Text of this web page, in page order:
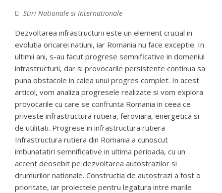
Stiri Nationale si Internationale
Dezvoltarea infrastructurii este un element crucial in
evolutia oricarei natiuni, iar Romania nu face exceptie. In
ultimii ani, s-au facut progrese semnificative in domeniul
infrastructurii, dar si provocarile persistente continua sa
puna obstacole in calea unui progres complet. In acest
articol, vom analiza progresele realizate si vom explora
provocarile cu care se confrunta Romania in ceea ce
priveste infrastructura rutiera, feroviara, energetica si
de utilitati. Progrese in infrastructura rutiera
Infrastructura rutiera din Romania a cunoscut
imbunatatiri semnificative in ultima perioada, cu un
accent deosebit pe dezvoltarea autostrazilor si
drumurilor nationale. Constructia de autostrazi a fost o
prioritate, iar proiectele pentru legatura intre marile